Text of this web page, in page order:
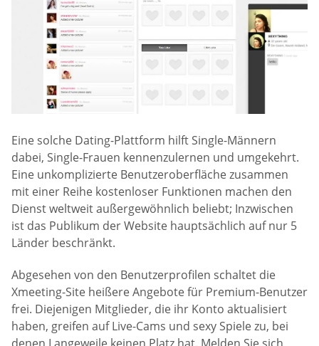
Eine solche Dating-Plattform hilft Single-Männern
dabei, Single-Frauen kennenzulernen und umgekehrt.
Eine unkomplizierte Benutzeroberfläche zusammen
mit einer Reihe kostenloser Funktionen machen den
Dienst weltweit außergewöhnlich beliebt; Inzwischen
ist das Publikum der Website hauptsächlich auf nur 5
Länder beschränkt.
Abgesehen von den Benutzerprofilen schaltet die
Xmeeting-Site heißere Angebote für Premium-Benutzer
frei. Diejenigen Mitglieder, die ihr Konto aktualisiert
haben, greifen auf Live-Cams und sexy Spiele zu, bei